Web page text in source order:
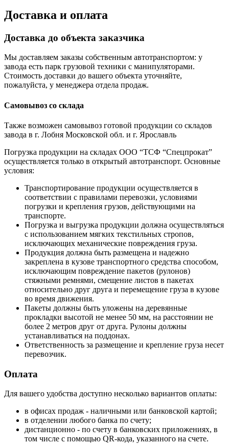
Доставка и оплата
Доставка до объекта заказчика
Мы доставляем заказы собственным автотранспортом: у
завода есть парк грузовой техники с манипуляторами.
Стоимость доставки до вашего объекта уточняйте,
пожалуйста, у менеджера отдела продаж.
Самовывоз со склада
Также возможен самовывоз готовой продукции со складов
завода в г. Лобня Московской обл. и г. Ярославль
Погрузка продукции на складах ООО “ТСФ “Спецпрокат”
осуществляется только в открытый автотранспорт. Основные
условия:
Транспортирование продукции осуществляется в
соответствии с правилами перевозки, условиями
погрузки и крепления грузов, действующими на
транспорте.
Погрузка и выгрузка продукции должна осуществляться
с использованием мягких текстильных стропов,
исключающих механические повреждения груза.
Продукция должна быть размещена и надежно
закреплена в кузове транспортного средства способом,
исключающим повреждение пакетов (рулонов)
стяжными ремнями, смещение листов в пакетах
относительно друг друга и перемещение груза в кузове
во время движения.
Пакеты должны быть уложены на деревянные
прокладки высотой не менее 50 мм, на расстоянии не
более 2 метров друг от друга. Рулоны должны
устанавливаться на поддонах.
Ответственность за размещение и крепление груза несет
перевозчик.
Оплата
Для вашего удобства доступно несколько вариантов оплаты:
в офисах продаж - наличными или банковской картой;
в отделении любого банка по счету;
дистанционно - по счету в банковских приложениях, в
том числе с помощью QR-кода, указанного на счете.